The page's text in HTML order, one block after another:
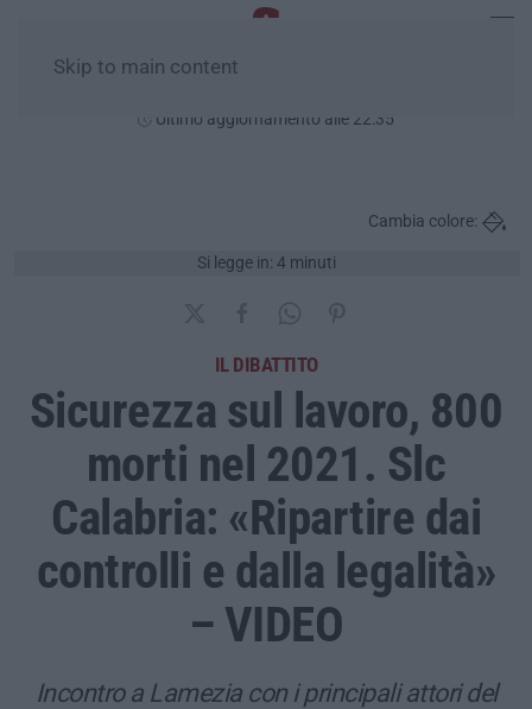
Skip to main content
Ultimo aggiornamento alle 22:35
Si legge in: 4 minuti
Cambia colore:
IL DIBATTITO
Sicurezza sul lavoro, 800
morti nel 2021. Slc
Calabria: «Ripartire dai
controlli e dalla legalità»
– VIDEO
Incontro a Lamezia con i principali attori del